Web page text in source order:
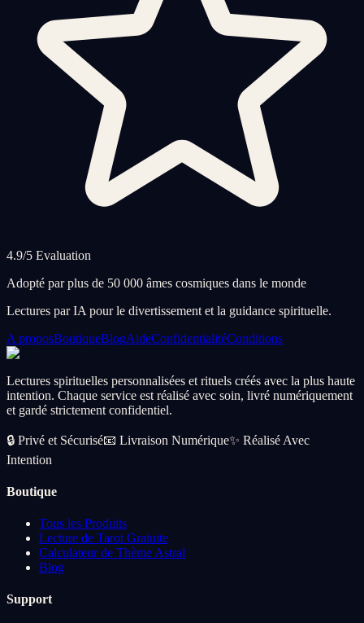
4.9/5 Evaluation
Adopté par plus de 50 000 âmes cosmiques dans le monde
Lectures par IA pour le divertissement et la guidance spirituelle.
A proposBoutiqueBlogAideConfidentialitéConditions
Lectures spirituelles personnalisées et rituels créés avec la plus haute
intention. Chaque service est réalisé avec soin, livré numériquement
et gardé strictement confidentiel.
🔒 Privé et Sécurisé📧 Livraison Numérique✨ Réalisé Avec
Intention
Boutique
Tous les Produits
Lecture de Tarot Gratuite
Calculateur de Thème Astral
Blog
Support